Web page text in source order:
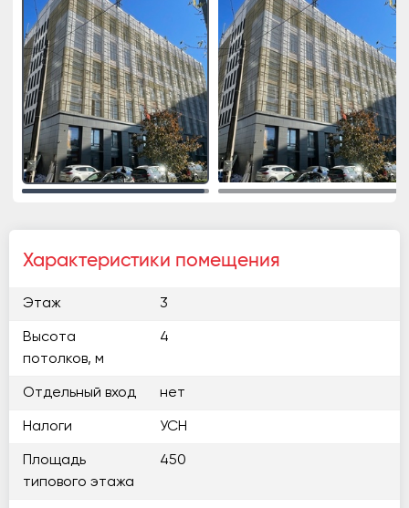
Характеристики помещения
Этаж 3
Высота
потолков, м
4
Отдельный вход нет
Налоги УСН
Площадь
типового этажа
450